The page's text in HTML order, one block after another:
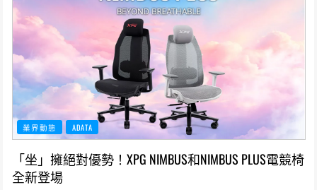
業界動態 ADATA
「坐」擁絕對優勢！XPG NIMBUS和NIMBUS PLUS電競椅
全新登場